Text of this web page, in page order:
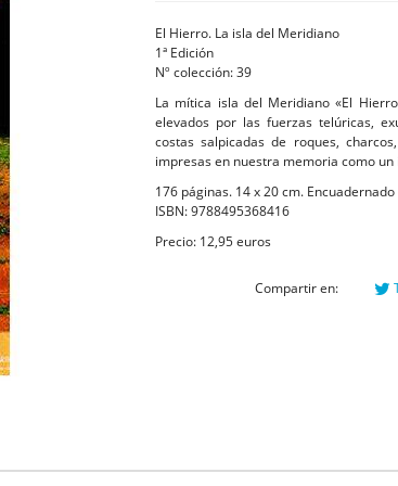
El Hierro. La isla del Meridiano
1ª Edición
Nº colección: 39
La mítica isla del Meridiano «El
elevados por las fuerzas telúricas,
costas salpicadas de roques,
impresas en nuestra memoria como
176 páginas. 14 x 20 cm.
ISBN: 9788495368416
Precio: 12,95 euros
Compartir en: